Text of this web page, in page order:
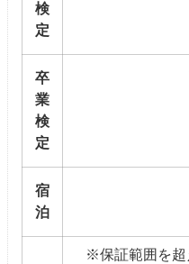
検
定
卒
業
検
定
宿
泊
※保証範囲を超